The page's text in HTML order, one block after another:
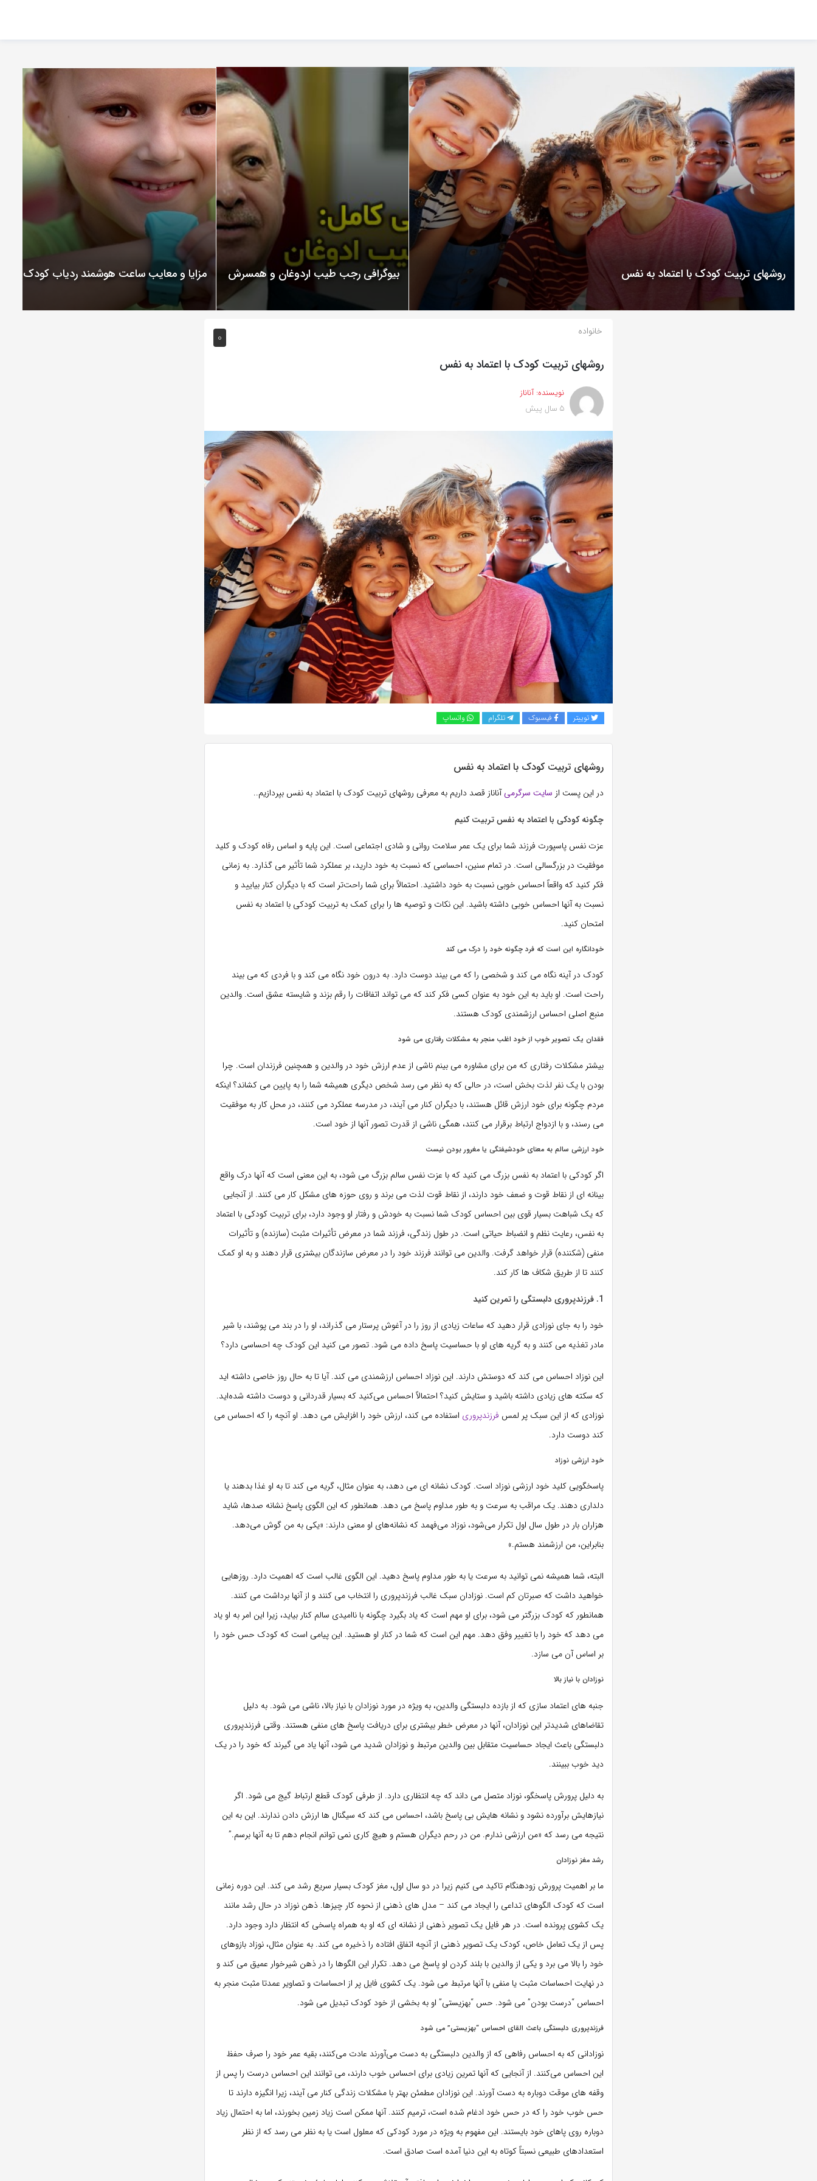
اشتراک بگذارید.
روشهای تربیت کودک با اعتماد به نفس بیوگرافی رجب طیب اردوغان و همسرش مزایا و معایب ساعت هوشمند ردیاب کودک
0 خانواده
روشهای تربیت کودک با اعتماد به نفس
نویسنده:آناناز
5 سال پیش
توییتر فیسبوک تلگرام واتساپ
روشهای تربیت کودک با اعتماد به نفس
در این پست از سایت سرگرمیآناناز قصد داریم به معرفی روشهای تربیت کودک با اعتماد به نفس بپردازیم..
چگونه کودکی با اعتماد به نفس تربیت کنیم
عزت نفس پاسپورت فرزند شما برای یک عمر سلامت روانی و شادی اجتماعی است. این پایه و اساس رفاه کودک و کلید
موفقیت در بزرگسالی است. در تمام سنین، احساسی که نسبت به خود دارید، بر عملکرد شما تأثیر می گذارد. به زمانی
فکر کنید که واقعاً احساس خوبی نسبت به خود داشتید. احتمالاً برای شما راحت‌تر است که با دیگران کنار بیایید و
نسبت به آنها احساس خوبی داشته باشید. این نکات و توصیه ها را برای کمک به تربیت کودکی با اعتماد به نفس
امتحان کنید.
خودانگاره این است که فرد چگونه خود را درک می کند
کودک در آینه نگاه می کند و شخصی را که می بیند دوست دارد. به درون خود نگاه می کند و با فردی که می بیند
راحت است. او باید به این خود به عنوان کسی فکر کند که می تواند اتفاقات را رقم بزند و شایسته عشق است. والدین
منبع اصلی احساس ارزشمندی کودک هستند.
فقدان یک تصویر خوب از خود اغلب منجر به مشکلات رفتاری می شود
بیشتر مشکلات رفتاری که من برای مشاوره می بینم ناشی از عدم ارزش خود در والدین و همچنین فرزندان است. چرا
بودن با یک نفر لذت بخش است، در حالی که به نظر می رسد شخص دیگری همیشه شما را به پایین می کشاند؟ اینکه
مردم چگونه برای خود ارزش قائل هستند، با دیگران کنار می آیند، در مدرسه عملکرد می کنند، در محل کار به موفقیت
می رسند، و با ازدواج ارتباط برقرار می کنند، همگی ناشی از قدرت تصور آنها از خود است.
خود ارزشی سالم به معنای خودشیفتگی یا مغرور بودن نیست
اگر کودکی با اعتماد به نفس بزرگ می کنید که با عزت نفس سالم بزرگ می شود، به این معنی است که آنها درک واقع
بینانه ای از نقاط قوت و ضعف خود دارند، از نقاط قوت لذت می برند و روی حوزه های مشکل کار می کنند. از آنجایی
که یک شباهت بسیار قوی بین احساس کودک شما نسبت به خودش و رفتار او وجود دارد، برای تربیت کودکی با اعتماد
به نفس، رعایت نظم و انضباط حیاتی است. در طول زندگی، فرزند شما در معرض تأثیرات مثبت (سازنده) و تأثیرات
منفی (شکننده) قرار خواهد گرفت. والدین می توانند فرزند خود را در معرض سازندگان بیشتری قرار دهند و به او کمک
کنند تا از طریق شکاف ها کار کند.
1. فرزندپروری دلبستگی را تمرین کنید
خود را به جای نوزادی قرار دهید که ساعات زیادی از روز را در آغوش پرستار می گذراند، او را در بند می پوشند، با شیر
مادر تغذیه می کنند و به گریه های او با حساسیت پاسخ داده می شود. تصور می کنید این کودک چه احساسی دارد؟
این نوزاد احساس می کند که دوستش دارند. این نوزاد احساس ارزشمندی می کند. آیا تا به حال روز خاصی داشته اید
که سکته های زیادی داشته باشید و ستایش کنید؟ احتمالاً احساس می‌کنید که بسیار قدردانی و دوست داشته شده‌اید.
نوزادی که از این سبک پر لمس فرزندپروری استفاده می کند، ارزش خود را افزایش می دهد. او آنچه را که احساس می
کند دوست دارد.
خود ارزشی نوزاد
پاسخگویی کلید خود ارزشی نوزاد است. کودک نشانه ای می دهد، به عنوان مثال، گریه می کند تا به او غذا بدهند یا
دلداری دهند. یک مراقب به سرعت و به طور مداوم پاسخ می دهد. همانطور که این الگوی پاسخ نشانه صدها، شاید
هزاران بار در طول سال اول تکرار می‌شود، نوزاد می‌فهمد که نشانه‌های او معنی دارند: «یکی به من گوش می‌دهد.
بنابراین، من ارزشمند هستم.»
البته، شما همیشه نمی توانید به سرعت یا به طور مداوم پاسخ دهید. این الگوی غالب است که اهمیت دارد. روزهایی
خواهید داشت که صبرتان کم است. نوزادان سبک غالب فرزندپروری را انتخاب می کنند و از آنها برداشت می کنند.
همانطور که کودک بزرگتر می شود، برای او مهم است که یاد بگیرد چگونه با ناامیدی سالم کنار بیاید، زیرا این امر به او یاد
می دهد که خود را با تغییر وفق دهد. مهم این است که شما در کنار او هستید. این پیامی است که کودک حس خود را
بر اساس آن می سازد.
نوزادان با نیاز بالا
جنبه های اعتماد سازی که از بازده دلبستگی والدین، به ویژه در مورد نوزادان با نیاز بالا، ناشی می شود. به دلیل
تقاضاهای شدیدتر این نوزادان، آنها در معرض خطر بیشتری برای دریافت پاسخ های منفی هستند. وقتی فرزندپروری
دلبستگی باعث ایجاد حساسیت متقابل بین والدین مرتبط و نوزادان شدید می شود، آنها یاد می گیرند که خود را در یک
دید خوب ببینند.
به دلیل پرورش پاسخگو، نوزاد متصل می داند که چه انتظاری دارد. از طرفی کودک قطع ارتباط گیج می شود. اگر
نیازهایش برآورده نشود و نشانه هایش بی پاسخ باشد، احساس می کند که سیگنال ها ارزش دادن ندارند. این به این
نتیجه می رسد که «من ارزشی ندارم. من در رحم دیگران هستم و هیچ کاری نمی توانم انجام دهم تا به آنها برسم.”
رشد مغز نوزادان
ما بر اهمیت پرورش زودهنگام تاکید می کنیم زیرا در دو سال اول، مغز کودک بسیار سریع رشد می کند. این دوره زمانی
است که کودک الگوهای تداعی را ایجاد می کند – مدل های ذهنی از نحوه کار چیزها. ذهن نوزاد در حال رشد مانند
یک کشوی پرونده است. در هر فایل یک تصویر ذهنی از نشانه ای که او به همراه پاسخی که انتظار دارد وجود دارد.
پس از یک تعامل خاص، کودک یک تصویر ذهنی از آنچه اتفاق افتاده را ذخیره می کند. به عنوان مثال، نوزاد بازوهای
خود را بالا می برد و یکی از والدین با بلند کردن او پاسخ می دهد. تکرار این الگوها را در ذهن شیرخوار عمیق می کند و
در نهایت احساسات مثبت یا منفی با آنها مرتبط می شود. یک کشوی فایل پر از احساسات و تصاویر عمدتا مثبت منجر به
احساس “درست بودن” می شود. حس “بهزیستی” او به بخشی از خود کودک تبدیل می شود.
فرزندپروری دلبستگی باعث القای احساس “بهزیستی” می شود
نوزادانی که به احساس رفاهی که از والدین دلبستگی به دست می‌آورند عادت می‌کنند، بقیه عمر خود را صرف حفظ
این احساس می‌کنند. از آنجایی که آنها تمرین زیادی برای احساس خوب دارند، می توانند این احساس درست را پس از
وقفه های موقت دوباره به دست آورند. این نوزادان مطمئن بهتر با مشکلات زندگی کنار می آیند، زیرا انگیزه دارند تا
حس خوب خود را که در حس خود ادغام شده است، ترمیم کنند. آنها ممکن است زیاد زمین بخورند، اما به احتمال زیاد
دوباره روی پاهای خود بایستند. این مفهوم به ویژه در مورد کودکی که معلول است یا به نظر می رسد که از نظر
استعدادهای طبیعی نسبتاً کوتاه به این دنیا آمده است صادق است.